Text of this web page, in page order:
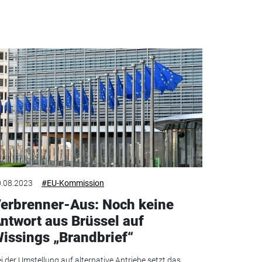
#EU-Kommission
Aus: Noch keine
aus Brüssel auf
„Brandbrief“